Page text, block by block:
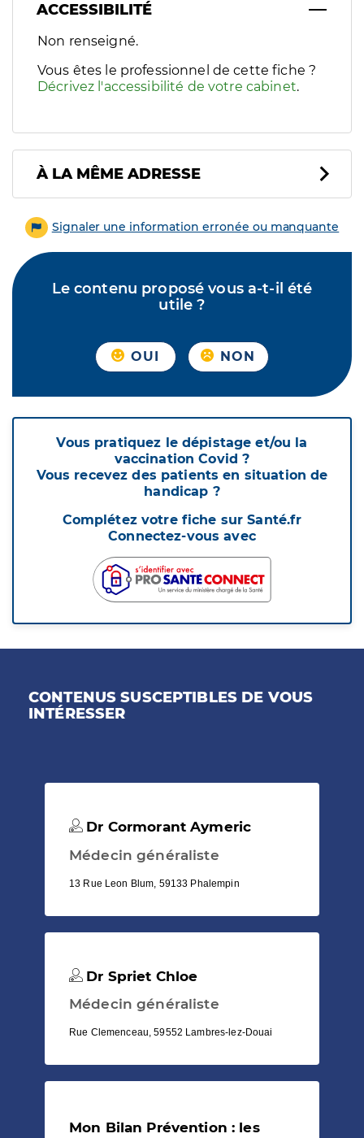
ACCESSIBILITÉ
Filtres
Sélectionnez un ou plusieurs handicaps/besoins
Non renseigné.
Vous êtes le professionnel de cette fiche ?
Décrivez l'accessibilité de votre cabinet.
À LA MÊME ADRESSE
Signaler une information erronée ou manquante
Le contenu proposé vous a-t-il été
utile ?
OUI NON
Vous pratiquez le dépistage et/ou la
vaccination Covid ?
Vous recevez des patients en situation de
handicap ?
Complétez votre fiche sur Santé.fr
Connectez-vous avec
CONTENUS SUSCEPTIBLES DE VOUS
INTÉRESSER
Dr Cormorant Aymeric
Médecin généraliste
13 Rue Leon Blum, 59133 Phalempin
Dr Spriet Chloe
Médecin généraliste
Rue Clemenceau, 59552 Lambres-lez-Douai
Mon Bilan Prévention : les